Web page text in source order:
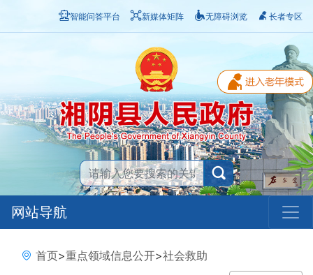
智能问答平台 新媒体矩阵 无障碍浏览 长者专区
网站导航
首页>重点领域信息公开>社会救助